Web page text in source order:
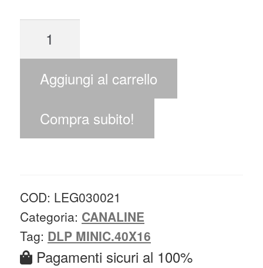
Aggiungi al carrello
Compra subito!
COD: LEG030021
Categoria: CANALINE
Tag: DLP MINIC.40X16
Pagamenti sicuri al 100%